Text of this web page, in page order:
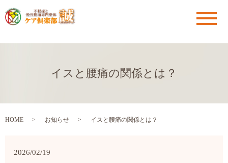
メ
イスと腰痛の関係とは？
HOME お知らせ イスと腰痛の関係とは？
2026/02/19